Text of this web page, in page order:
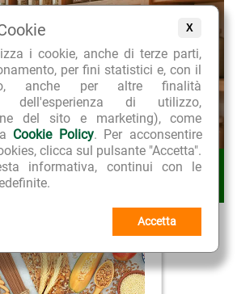
X
i cookie, anche di terze parti,
per fini statistici e, con il
anche per altre finalità
dell'esperienza di utilizzo,
del sito e marketing), come
Cookie Policy. Per acconsentire
clicca sul pulsante "Accetta".
informativa, continui con le
Accetta
NOSTRE LINEE